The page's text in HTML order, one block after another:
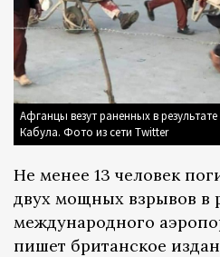
Афганцы везут раненных в
Кабула. Фото из сети Twitter
Не менее 13 человек
двух мощных взрывов в
международного
пишет британское